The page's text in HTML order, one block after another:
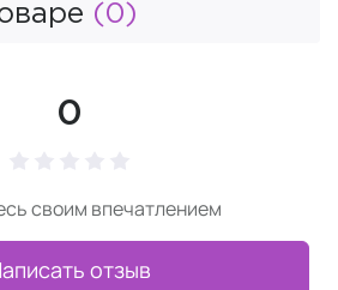
(0)
0
своим впечатлением
отзыв